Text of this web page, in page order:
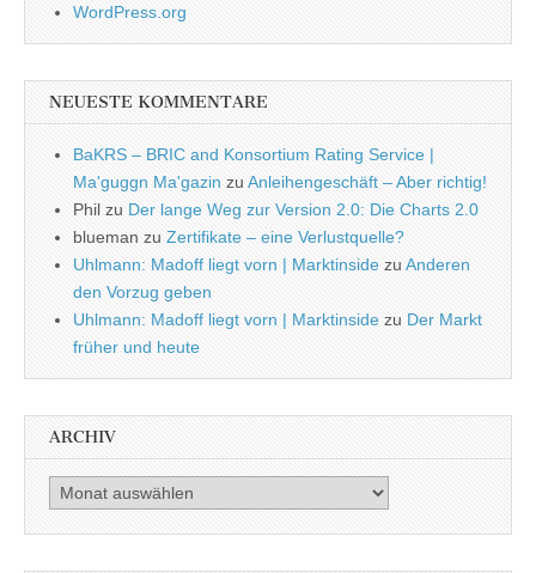
WordPress.org
NEUESTE KOMMENTARE
BaKRS – BRIC and Konsortium Rating Service |
Ma'guggn Ma'gazin zu Anleihengeschäft – Aber richtig!
Phil zu Der lange Weg zur Version 2.0: Die Charts 2.0
blueman zu Zertifikate – eine Verlustquelle?
Uhlmann: Madoff liegt vorn | Marktinside zu Anderen
den Vorzug geben
Uhlmann: Madoff liegt vorn | Marktinside zu Der Markt
früher und heute
ARCHIV
Archiv